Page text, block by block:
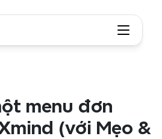
menu đơn
(với Mẹo &